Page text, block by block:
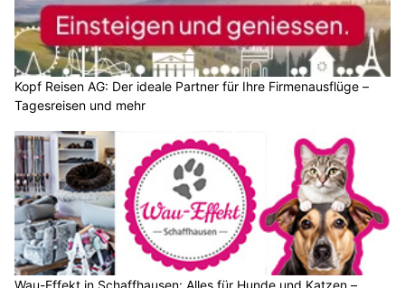
Kopf Reisen AG: Der ideale Partner für Ihre Firmenausflüge –
Tagesreisen und mehr
Wau-Effekt in Schaffhausen: Alles für Hunde und Katzen –